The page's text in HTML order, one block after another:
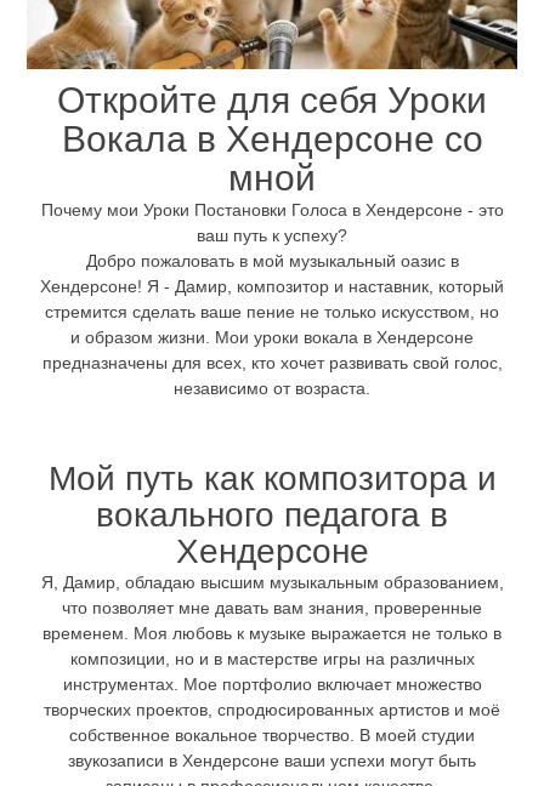
Откройте для себя Уроки
Вокала в Хендерсоне со
мной
Почему мои Уроки Постановки Голоса в Хендерсоне - это
ваш путь к успеху?
Добро пожаловать в мой музыкальный оазис в
Хендерсоне! Я - Дамир, композитор и наставник, который
стремится сделать ваше пение не только искусством, но
и образом жизни. Мои уроки вокала в Хендерсоне
предназначены для всех, кто хочет развивать свой голос,
независимо от возраста.
Мой путь как композитора и
вокального педагога в
Хендерсоне
Я, Дамир, обладаю высшим музыкальным образованием,
что позволяет мне давать вам знания, проверенные
временем. Моя любовь к музыке выражается не только в
композиции, но и в мастерстве игры на различных
инструментах. Мое портфолио включает множество
творческих проектов, спродюсированных артистов и моё
собственное вокальное творчество. В моей студии
звукозаписи в Хендерсоне ваши успехи могут быть